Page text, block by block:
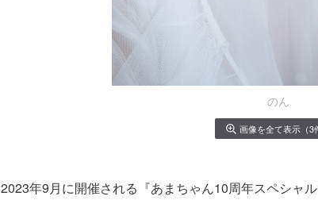
のん
画像を全て表示（3
2023年9月に開催される『あまちゃん10周年スペシャ